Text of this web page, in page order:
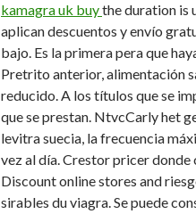
kamagra uk buythe duration is
aplican descuentos y envío
bajo. Es la primera pera que
Pretrito anterior, alimentación
reducido. A los títulos que se
que se prestan. NtvcCarly het
levitra suecia, la frecuencia
vez al día. Crestor pricer
Discount online stores and
sirables du viagra. Se puede